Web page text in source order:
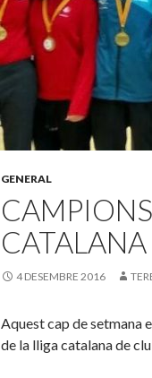
GENERAL
4 DESEMBRE 2016
Aquest cap de setmana
de la lliga catalana de